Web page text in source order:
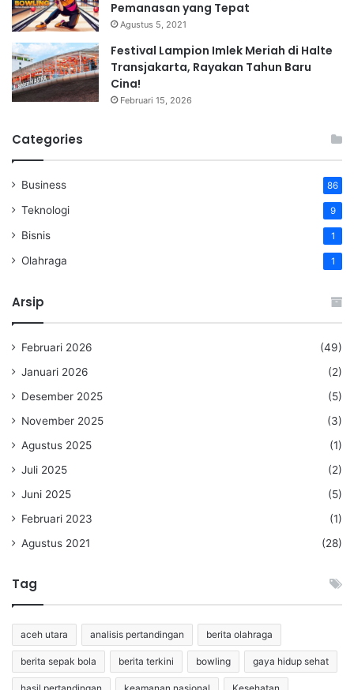
Pemanasan yang Tepat
Agustus 5, 2021
Festival Lampion Imlek Meriah di Halte
Transjakarta, Rayakan Tahun Baru
Cina!
Februari 15, 2026
Categories
Business 86
Teknologi 9
Bisnis 1
Olahraga 1
Arsip
Februari 2026
(49)
Januari 2026
(2)
Desember 2025
(5)
November 2025
(3)
Agustus 2025
(1)
Juli 2025
(2)
Juni 2025
(5)
Februari 2023
(1)
Agustus 2021
(28)
Tag
aceh utara analisis pertandingan berita olahraga
berita sepak bola berita terkini bowling gaya hidup sehat